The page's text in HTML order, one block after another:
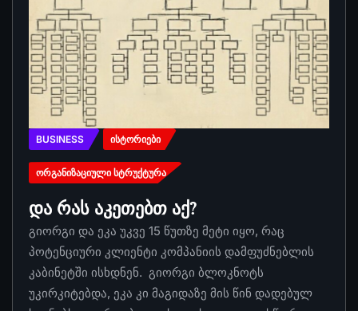
BUSINESS ᲘᲡᲢᲝᲠᲘᲔᲑᲘ
ᲝᲠᲒᲐᲜᲘᲖᲐᲪᲘᲣᲚᲘ ᲡᲢᲠᲣᲥᲢᲣᲠᲐ
და რას აკეთებთ აქ?
გიორგი და ეკა უკვე 15 წუთზე მეტი იყო, რაც
პოტენციური კლიენტი კომპანიის დამფუძნებლის
კაბინეტში ისხდნენ. გიორგი ბლოკნოტს
უკირკიტებდა, ეკა კი მაგიდაზე მის წინ დადებულ